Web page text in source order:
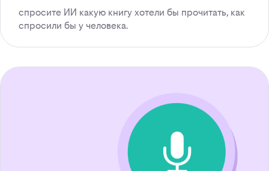
спросите ИИ какую книгу хотели бы прочитать, как
спросили бы у человека.